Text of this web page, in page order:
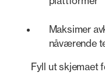
Maksimer
nåværende
Fyll ut skjemaet